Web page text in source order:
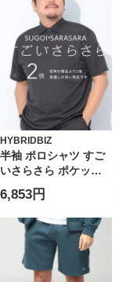
HYBRIDBIZ
半袖 ポロシャツ すご
いさらさら ポケット
トップス 無地 涼しい
春 夏 大きいサイズ メ
ンズ ビジネス
6,853円